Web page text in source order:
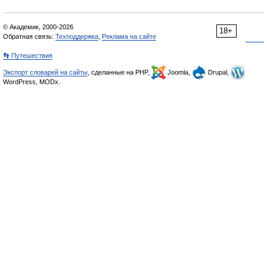
18+
© Академик, 2000-2026
Обратная связь: Техподдержка Реклама на сайте
👣 Путешествия
Экспорт словарей на сайты , сделанные на PHP, Joomla,
Drupal,
WordPress, MODx.